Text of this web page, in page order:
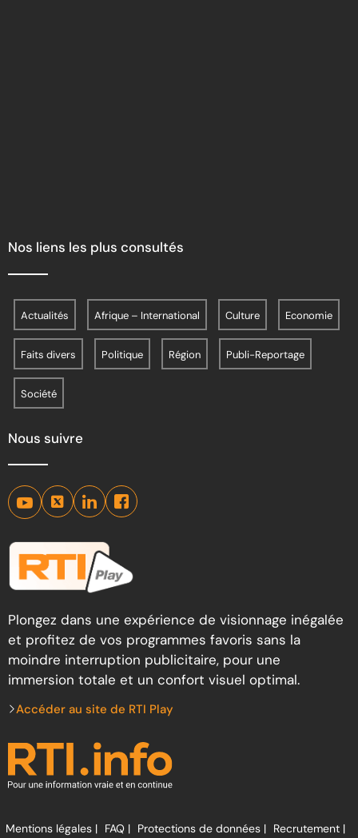
Nos liens les plus consultés
Actualités Afrique – International Culture Economie
Faits divers Politique Région Publi-Reportage
Société
Nous suivre
Plongez dans une expérience de visionnage inégalée
et profitez de vos programmes favoris sans la
moindre interruption publicitaire, pour une
immersion totale et un confort visuel optimal.
Accéder au site de RTI Play
Mentions légales | FAQ | Protections de données | Recrutement |